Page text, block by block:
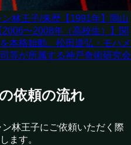
ン林王子/来歴【1991年】岡山
〜2008年（高校生）】関
本格始動。松田道弘・モハメ
等が所属する神戸奇術研究会
依頼の流れ
林王子にご依頼いただく際
ます。